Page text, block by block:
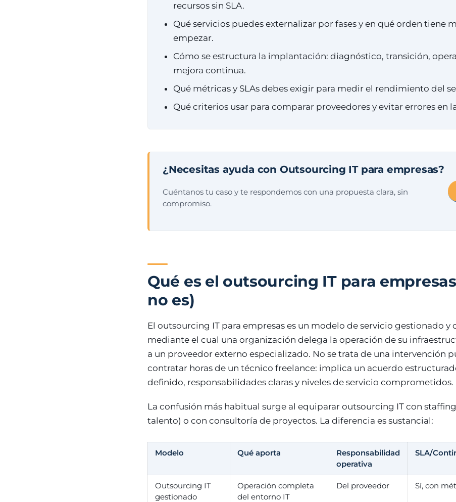
recursos sin SLA.
Qué servicios puedes externalizar por fases y en qué orden tiene
empezar.
Cómo se estructura la implantación: diagnóstico, transición,
mejora continua.
Qué métricas y SLAs debes exigir para medir el rendimiento del
Qué criterios usar para comparar proveedores y evitar errores en
¿Necesitas ayuda con Outsourcing IT para empresas?
Cuéntanos tu caso y te respondemos con una propuesta clara, sin
compromiso.
Qué es el outsourcing IT para
no es)
El outsourcing IT para empresas es un modelo de servicio gestionado y
mediante el cual una organización delega la operación de su
a un proveedor externo especializado. No se trata de una intervención
contratar horas de un técnico freelance: implica un acuerdo
definido, responsabilidades claras y niveles de servicio comprometidos.
La confusión más habitual surge al equiparar outsourcing IT con
talento) o con consultoría de proyectos. La diferencia es sustancial:
Modelo Qué aporta
Responsabilidad
operativa
SLA/
Outsourcing IT
gestionado
Operación completa
del entorno IT
Del proveedor Sí, con